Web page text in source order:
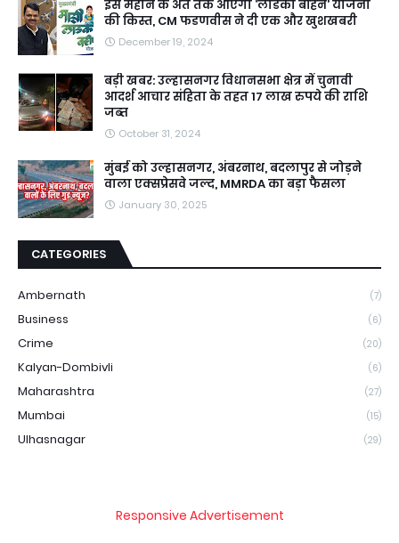
इस महीने के अंत तक आएगी ‘लाडकी बहिन’ योजना
की किस्त, CM फडणवीस ने दी एक और खुशखबरी
December 19, 2024
बड़ी खबर: उल्हासनगर विधानसभा क्षेत्र में चुनावी
आदर्श आचार संहिता के तहत 17 लाख रुपये की राशि
जब्त
October 31, 2024
मुंबई को उल्हासनगर, अंबरनाथ, बदलापुर से जोड़ने
वाला एक्सप्रेसवे जल्द, MMRDA का बड़ा फैसला
January 30, 2025
CATEGORIES
Ambernath (7)
Business (6)
Crime (20)
Kalyan-Dombivli (6)
Maharashtra (27)
Mumbai (15)
Ulhasnagar (29)
Responsive Advertisement